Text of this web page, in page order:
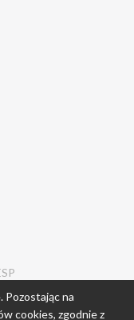
Pozostając na
cookies, zgodnie z